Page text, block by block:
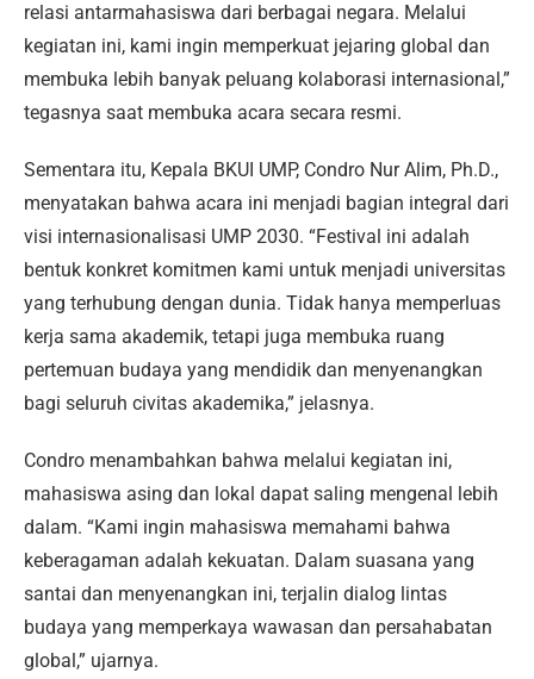
relasi antarmahasiswa dari berbagai negara. Melalui
kegiatan ini, kami ingin memperkuat jejaring global dan
membuka lebih banyak peluang kolaborasi internasional,”
tegasnya saat membuka acara secara resmi.
Sementara itu, Kepala BKUI UMP, Condro Nur Alim, Ph.D.,
menyatakan bahwa acara ini menjadi bagian integral dari
visi internasionalisasi UMP 2030. “Festival ini adalah
bentuk konkret komitmen kami untuk menjadi universitas
yang terhubung dengan dunia. Tidak hanya memperluas
kerja sama akademik, tetapi juga membuka ruang
pertemuan budaya yang mendidik dan menyenangkan
bagi seluruh civitas akademika,” jelasnya.
Condro menambahkan bahwa melalui kegiatan ini,
mahasiswa asing dan lokal dapat saling mengenal lebih
dalam. “Kami ingin mahasiswa memahami bahwa
keberagaman adalah kekuatan. Dalam suasana yang
santai dan menyenangkan ini, terjalin dialog lintas
budaya yang memperkaya wawasan dan persahabatan
global,” ujarnya.